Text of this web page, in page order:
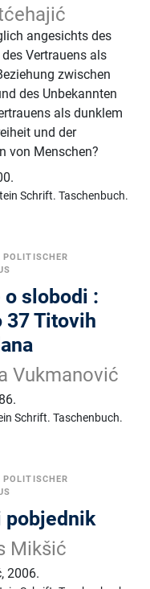
angesichts des
Vertrauens als
zwischen
des Unbekannten
als dunklem
und der
von Menschen?
Schrift.Taschenbuch.
POLITISCHER
o slobodi :
37 Titovih
Vukmanović
Schrift.Taschenbuch.
POLITISCHER
pobjednik
Mikšić
,2006.